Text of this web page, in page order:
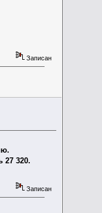
Записан
27 320.
Записан